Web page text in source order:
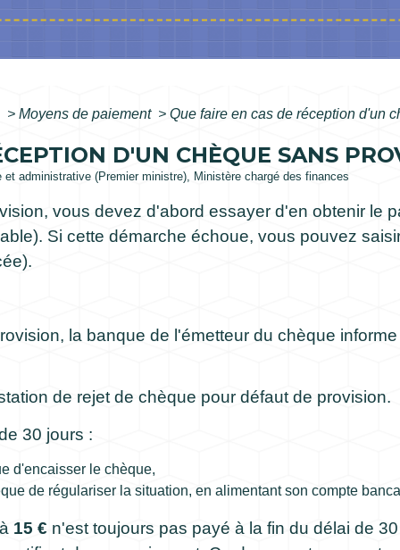
> Moyens de paiement > Que faire en cas de réception d'un
D'UN CHÈQUE SANS
administrative (Premier ministre), Ministère chargé des finances
vous devez d'abord essayer d'en obtenir le
Si cette démarche échoue, vous pouvez
la banque de l'émetteur du chèque
de rejet de chèque pour défaut de provision.
30 jours :
d'encaisser le chèque,
de régulariser la situation, en alimentant son compte
15 € n'est toujours pas payé à la fin du délai de